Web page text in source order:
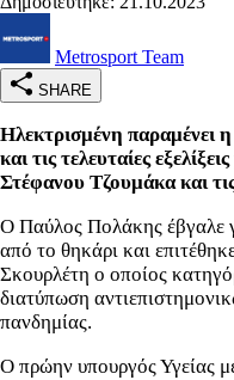
Metrosport Team
SHARE
Ηλεκτρισμένη παραμένει
και τις τελευταίες
Στέφανου Τζουμάκα και
Ο Παύλος Πολάκης έβγαλε
από το θηκάρι και
Σκουρλέτη ο οποίος
διατύπωση
πανδημίας.
Ο πρώην υπουργός Υγείας